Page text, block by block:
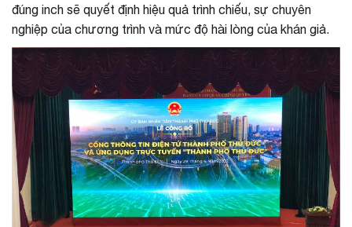
đúng inch sẽ quyết định hiệu quả trình chiếu, sự chuyên
nghiệp của chương trình và mức độ hài lòng của khán giả.